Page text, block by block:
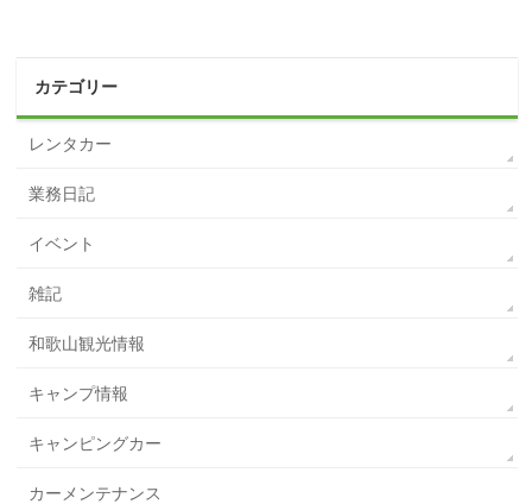
カテゴリー
レンタカー
業務日記
イベント
雑記
和歌山観光情報
キャンプ情報
キャンピングカー
カーメンテナンス